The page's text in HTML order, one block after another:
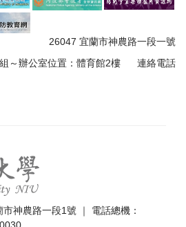
26047 宜蘭市神農路一段一號
～辦公室位置：體育館2樓 連絡電話
神農路一段1號 ｜ 電話總機：